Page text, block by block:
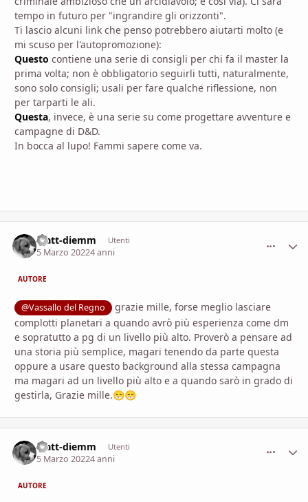
tempo in futuro per "ingrandire gli orizzonti".
Ti lascio alcuni link che penso potrebbero aiutarti molto (e
mi scuso per l'autopromozione):
Questo contiene una serie di consigli per chi fa il master la
prima volta; non è obbligatorio seguirli tutti, naturalmente,
sono solo consigli; usali per fare qualche riflessione, non
per tarparti le ali.
Questa, invece, è una serie su come progettare avventure e
campagne di D&D.
In bocca al lupo! Fammi sapere come va.
Matt-diemm Utenti
5 Marzo 20224 anni
AUTORE
@Vassallo del Regno
grazie mille, forse meglio lasciare
complotti planetari a quando avrò più esperienza come dm
e sopratutto a pg di un livello più alto. Proverò a pensare ad
una storia più semplice, magari tenendo da parte questa
oppure a usare questo background alla stessa campagna
ma magari ad un livello più alto e a quando sarò in grado di
gestirla, Grazie mille.😁😁
Matt-diemm Utenti
5 Marzo 20224 anni
AUTORE